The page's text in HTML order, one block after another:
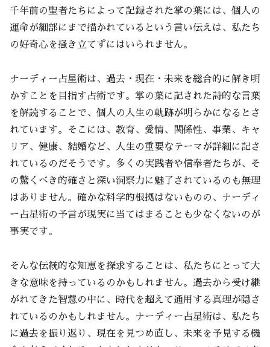
千年前の聖者たちによって記録された掌の葉には、個人の
運命が細部にまで描かれているという言い伝えは、私たち
の好奇心を掻き立てずにはいられません。
ナーディー占星術は、過去・現在・未来を総合的に解き明
かすことを目指す占術です。掌の葉に記された詩的な言葉
を解読することで、個人の人生の軌跡が明らかになるとさ
れています。そこには、教育、愛情、関係性、事業、キャ
リア、健康、結婚など、人生の重要なテーマが詳細に記さ
れているのだそうです。多くの実践者や信奉者たちが、そ
の驚くべき的確さと深い洞察力に魅了されているのも無理
はありません。確かな科学的根拠はないものの、ナーディ
ー占星術の予言が現実に当てはまることも少なくないのが
事実です。
そんな伝統的な知恵を探求することは、私たちにとって大
きな意味を持っているのかもしれません。過去から受け継
がれてきた智慧の中に、時代を超えて通用する真理が隠さ
れているのかもしれません。ナーディー占星術は、私たち
に過去を振り返り、現在を見つめ直し、未来を予見する機